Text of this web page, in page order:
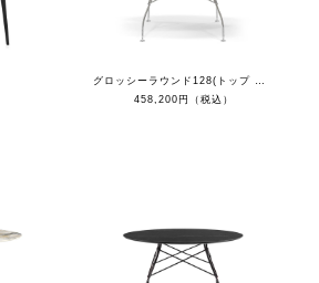
グロッシーラウンド128(トップ シンフォニー/フレーム クローム）
458,200円（税込）